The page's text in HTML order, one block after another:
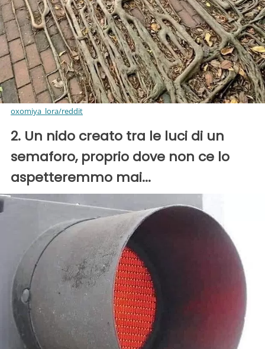
oxomiya_lora/reddit
2. Un nido creato tra le luci di un
semaforo, proprio dove non ce lo
aspetteremmo mai...